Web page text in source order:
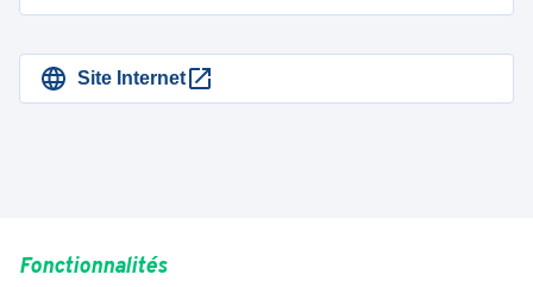
Site Internet
Fonctionnalités